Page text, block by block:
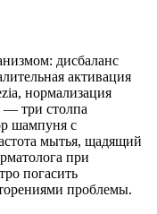
дисбаланс
активация
нормализация
— три столпа
шампуня с
мытья, щадящий
при
погасить
проблемы.